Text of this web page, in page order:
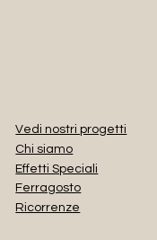
Vedi nostri progetti
Chi siamo
Effetti Speciali
Ferragosto
Ricorrenze